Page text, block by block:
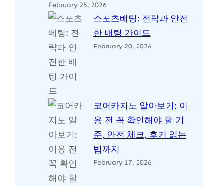
February 25, 2026
스포츠베팅: 전략과 안전
한 배팅 가이드
February 20, 2026
코어카지노 알아보기: 이
용 전 꼭 확인해야 할 기
준, 안전 체크, 후기 읽는
법까지
February 17, 2026